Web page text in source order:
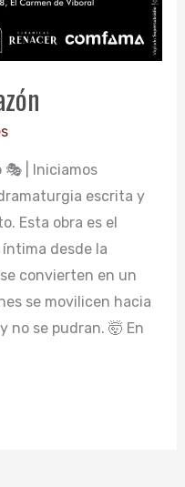
| Iniciamos
escrita y
Esta obra es el
desde la
convierten en un
se movilicen hacia
no se pudran. 🤯 En